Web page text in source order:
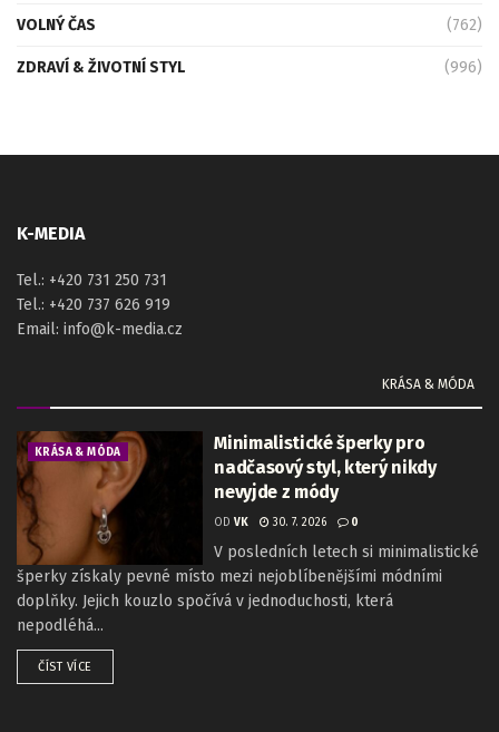
VOLNÝ ČAS (762)
ZDRAVÍ & ŽIVOTNÍ STYL (996)
K-MEDIA
Tel.: +420 731 250 731
Tel.: +420 737 626 919
Email: info@k-media.cz
KRÁSA & MÓDA
KRÁSA & MÓDA
Minimalistické šperky pro
nadčasový styl, který nikdy
nevyjde z módy
OD VK 30. 7. 2026 0
V posledních letech si minimalistické
šperky získaly pevné místo mezi nejoblíbenějšími módními
doplňky. Jejich kouzlo spočívá v jednoduchosti, která
nepodléhá...
ČÍST VÍCE